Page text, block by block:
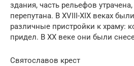
здания, часть рельефов утрачена,
перепутана. В XVIII-XIX веках
различные пристройки к храму:
придел. В XX веке они были
Святославов крест